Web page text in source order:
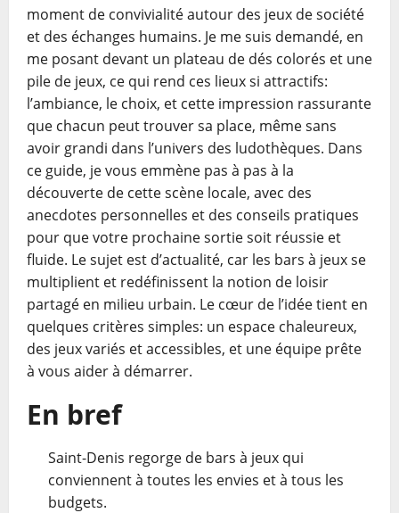
moment de convivialité autour des jeux de société
et des échanges humains. Je me suis demandé, en
me posant devant un plateau de dés colorés et une
pile de jeux, ce qui rend ces lieux si attractifs:
l’ambiance, le choix, et cette impression rassurante
que chacun peut trouver sa place, même sans
avoir grandi dans l’univers des ludothèques. Dans
ce guide, je vous emmène pas à pas à la
découverte de cette scène locale, avec des
anecdotes personnelles et des conseils pratiques
pour que votre prochaine sortie soit réussie et
fluide. Le sujet est d’actualité, car les bars à jeux se
multiplient et redéfinissent la notion de loisir
partagé en milieu urbain. Le cœur de l’idée tient en
quelques critères simples: un espace chaleureux,
des jeux variés et accessibles, et une équipe prête
à vous aider à démarrer.
En bref
Saint-Denis regorge de bars à jeux qui
conviennent à toutes les envies et à tous les
budgets.